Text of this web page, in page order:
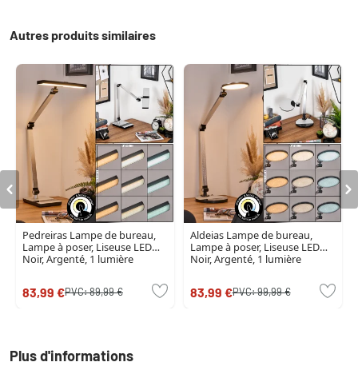
Autres produits similaires
Pedreiras Lampe de bureau,
Lampe à poser, Liseuse LED
Noir, Argenté, 1 lumière
83,99 €PVC:89,99 €
Aldeias Lampe de bureau,
Lampe à poser, Liseuse LED
Noir, Argenté, 1 lumière
83,99 €PVC:99,99 €
Plus d'informations